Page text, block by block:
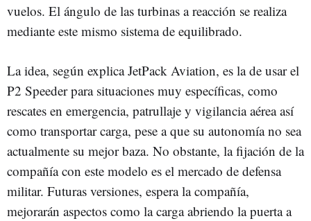
vuelos. El ángulo de las turbinas a reacción se realiza
mediante este mismo sistema de equilibrado.
La idea, según explica JetPack Aviation, es la de usar el
P2 Speeder para situaciones muy específicas, como
rescates en emergencia, patrullaje y vigilancia aérea así
como transportar carga, pese a que su autonomía no sea
actualmente su mejor baza. No obstante, la fijación de la
compañía con este modelo es el mercado de defensa
militar. Futuras versiones, espera la compañía,
mejorarán aspectos como la carga abriendo la puerta a